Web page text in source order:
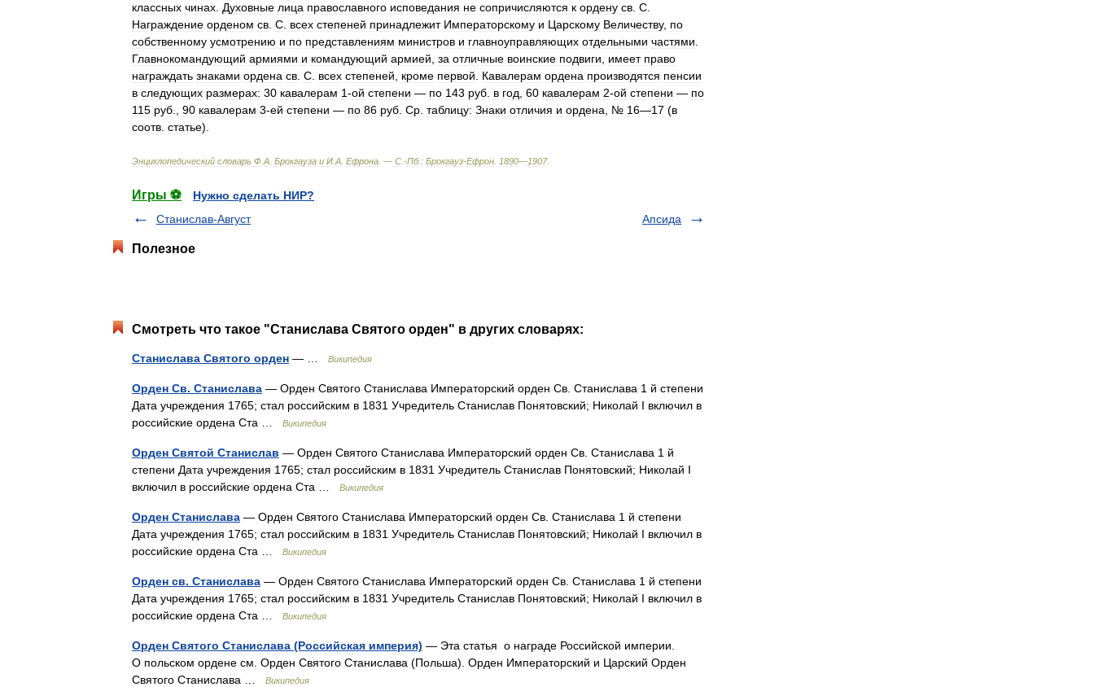
классных чинах Духовные лица православного исповедания не сопричисляются к ордену св С
Награждение орденом св С всех степеней принадлежит Императорскому и Царскому Величеству, по
собственному усмотрению и по представлениям министров и главноуправляющих отдельными частями
Главнокомандующий армиями и командующий армией за отличные воинские подвиги имеет право
награждать знаками ордена св С всех степеней кроме первой Кавалерам ордена производятся пенсии
в следующих размерах: 30 кавалерам 1-ой степени — по 143 руб в год 60 кавалерам 2-ой степени — по
115 руб 90 кавалерам 3-ей степени — по 86 руб Ср таблицу: Знаки отличия и ордена , № 16—17 (в
соотв статье).
Энциклопедический словарь Ф А Брокгауза и И А Ефрона . — С .-Пб. : Брокгауз-Ефрон 1890—1907.
Игры ⚽
Нужно сделать НИР?
Станислав-Август
Апсида
Полезное
Смотреть что такое "Станислава Святого орден" в других словарях:
Станислава Святого орден — … Википедия
Орден Св. Станислава — Орден Святого Станислава Императорский орден Св. Станислава 1 й степени
Дата учреждения 1765; стал российским в 1831 Учредитель Станислав Понятовский; Николай I включил в
российские ордена Ста …
Википедия
Орден Святой Станислав — Орден Святого Станислава Императорский орден Св. Станислава 1 й
степени Дата учреждения 1765; стал российским в 1831 Учредитель Станислав Понятовский; Николай I
включил в российские ордена Ста …
Википедия
Орден Станислава — Орден Святого Станислава Императорский орден Св. Станислава 1 й степени
Дата учреждения 1765; стал российским в 1831 Учредитель Станислав Понятовский; Николай I включил в
российские ордена Ста …
Википедия
Орден св. Станислава — Орден Святого Станислава Императорский орден Св. Станислава 1 й степени
Дата учреждения 1765; стал российским в 1831 Учредитель Станислав Понятовский; Николай I включил в
российские ордена Ста …
Википедия
Орден Святого Станислава (Российская империя) — Эта статья о награде Российской империи.
О польском ордене см. Орден Святого Станислава (Польша). Орден Императорский и Царский Орден
Святого Станислава …
Википедия